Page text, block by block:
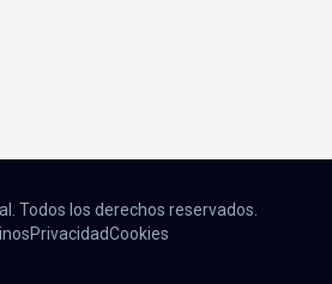
Todos los derechos reservados.
PrivacidadCookies